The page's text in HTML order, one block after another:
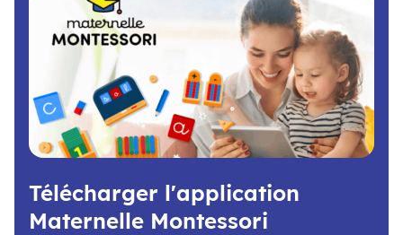
Télécharger l'application
Maternelle Montessori